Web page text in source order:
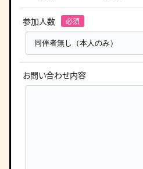
参加人数
お問い合わせ内容